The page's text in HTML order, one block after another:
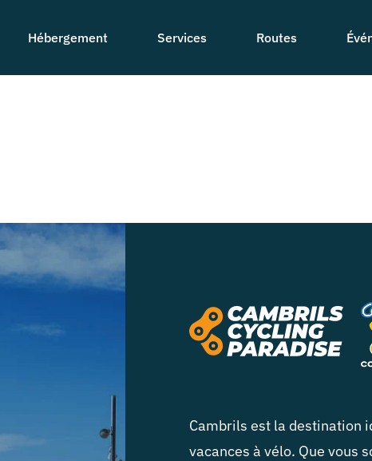
Hébergement Services Routes
Cambrils est la destination
vacances à vélo. Que vous